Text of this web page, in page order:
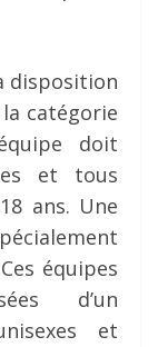
disposition
catégorie
doit
et tous
ans. Une
équipes
d’un
et